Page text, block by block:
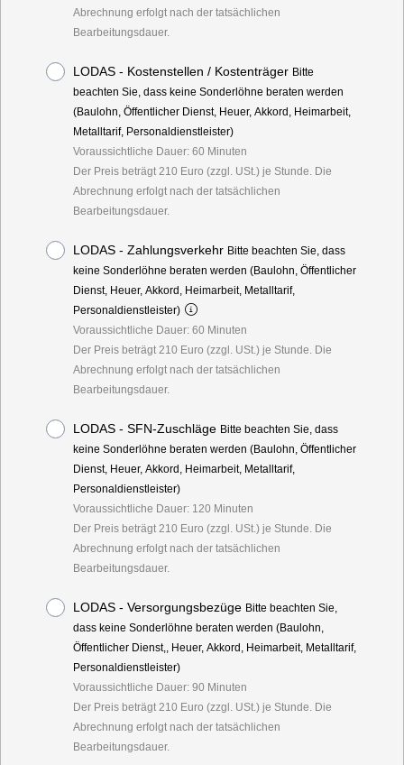
Abrechnung erfolgt nach der tatsächlichen
Bearbeitungsdauer.
LODAS - Kostenstellen / Kostenträger Bitte
beachten Sie, dass keine Sonderlöhne beraten werden
(Baulohn, Öffentlicher Dienst, Heuer, Akkord, Heimarbeit,
Metalltarif, Personaldienstleister)
Voraussichtliche Dauer: 60 Minuten
Der Preis beträgt 210 Euro (zzgl. USt.) je Stunde. Die
Abrechnung erfolgt nach der tatsächlichen
Bearbeitungsdauer.
LODAS - Zahlungsverkehr Bitte beachten Sie, dass
keine Sonderlöhne beraten werden (Baulohn, Öffentlicher
Dienst, Heuer, Akkord, Heimarbeit, Metalltarif,
Personaldienstleister)
Voraussichtliche Dauer: 60 Minuten
Der Preis beträgt 210 Euro (zzgl. USt.) je Stunde. Die
Abrechnung erfolgt nach der tatsächlichen
Bearbeitungsdauer.
LODAS - SFN-Zuschläge Bitte beachten Sie, dass
keine Sonderlöhne beraten werden (Baulohn, Öffentlicher
Dienst, Heuer, Akkord, Heimarbeit, Metalltarif,
Personaldienstleister)
Voraussichtliche Dauer: 120 Minuten
Der Preis beträgt 210 Euro (zzgl. USt.) je Stunde. Die
Abrechnung erfolgt nach der tatsächlichen
Bearbeitungsdauer.
LODAS - Versorgungsbezüge Bitte beachten Sie,
dass keine Sonderlöhne beraten werden (Baulohn,
Öffentlicher Dienst,, Heuer, Akkord, Heimarbeit, Metalltarif,
Personaldienstleister)
Voraussichtliche Dauer: 90 Minuten
Der Preis beträgt 210 Euro (zzgl. USt.) je Stunde. Die
Abrechnung erfolgt nach der tatsächlichen
Bearbeitungsdauer.